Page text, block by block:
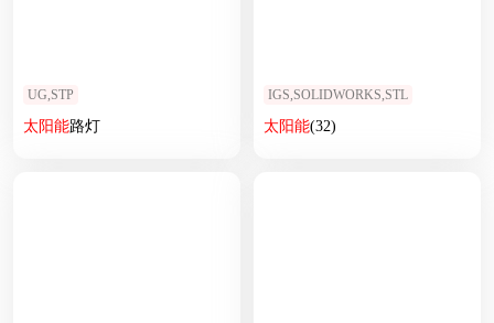
UG,STP
太阳能路灯
IGS,SOLIDWORKS,STL
太阳能(32)